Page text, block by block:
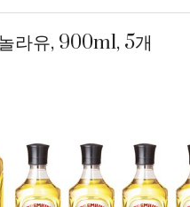
라유, 900ml, 5개